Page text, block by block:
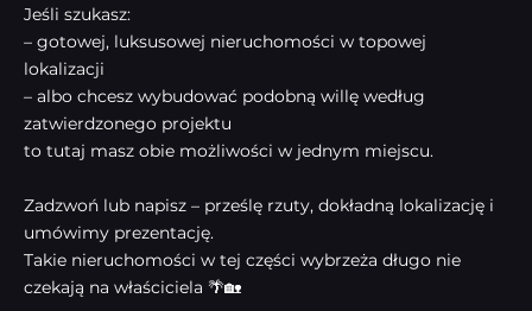
Jeśli szukasz:
– gotowej, luksusowej nieruchomości w topowej
lokalizacji
– albo chcesz wybudować podobną willę według
zatwierdzonego projektu
to tutaj masz obie możliwości w jednym miejscu.
Zadzwoń lub napisz – prześlę rzuty, dokładną lokalizację i
umówimy prezentację.
Takie nieruchomości w tej części wybrzeża długo nie
czekają na właściciela 🌴🏡